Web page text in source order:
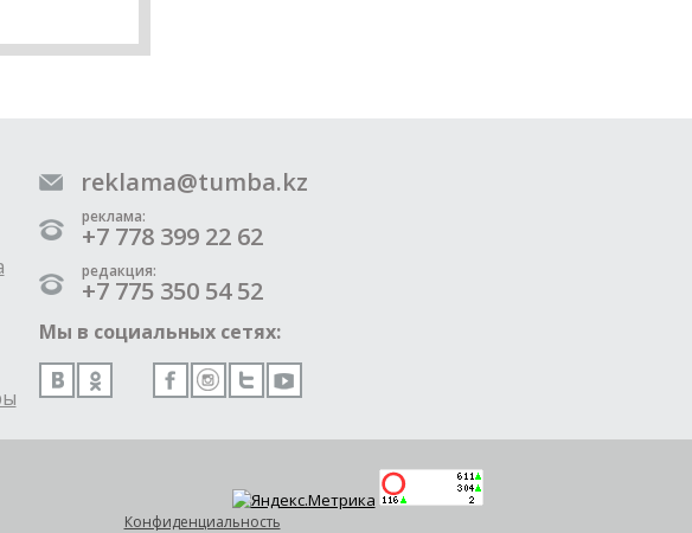
reklama@tumba.kz
реклама:
+7 778 399 22 62
редакция:
+7 775 350 54 52
Мы в социальных сетях:
Конфиденциальность